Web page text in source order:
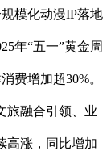
模化动漫IP落地
年“五一”黄金周
费增加超30%。
旅融合引领、业
高涨，同比增加